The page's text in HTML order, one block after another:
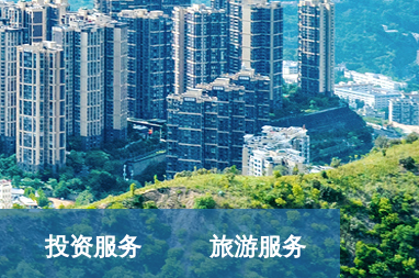
投资服务 旅游服务